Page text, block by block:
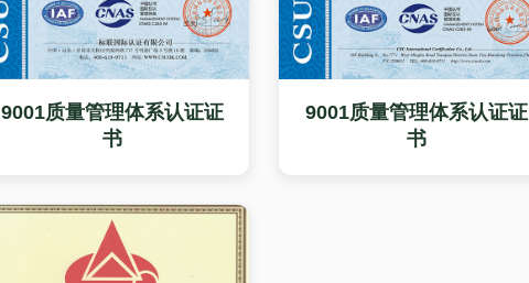
9001质量管理体系认证证
书
9001质量管理体系认证证
书